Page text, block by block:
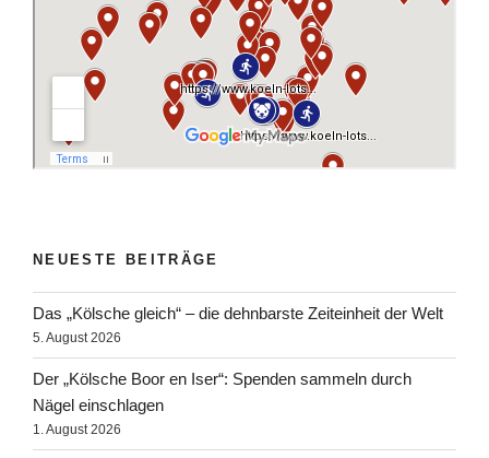
NEUESTE BEITRÄGE
Das „Kölsche gleich“ – die dehnbarste Zeiteinheit der Welt
5. August 2026
Der „Kölsche Boor en Iser“: Spenden sammeln durch
Nägel einschlagen
1. August 2026